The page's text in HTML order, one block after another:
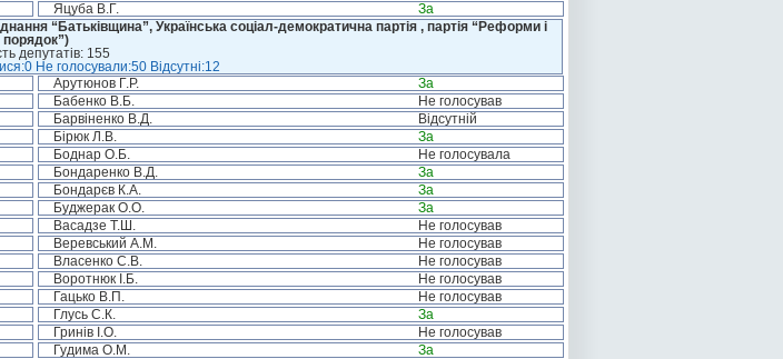
Яцуба В.Г.
За
“Батьківщина”, Українська соціал-демократична партія , партія “Реформи і
порядок”)
депутатів: 155
Не голосували:50 Відсутні:12
Арутюнов Г.Р.
За
Бабенко В.Б.
Не голосував
Барвіненко В.Д.
Відсутній
Бірюк Л.В.
За
Боднар О.Б.
Не голосувала
Бондаренко В.Д.
За
Бондарєв К.А.
За
Буджерак О.О.
За
Васадзе Т.Ш.
Не голосував
Веревський А.М.
Не голосував
Власенко С.В.
Не голосував
Воротнюк І.Б.
Не голосував
Гацько В.П.
Не голосував
Глусь С.К.
За
Гринів І.О.
Не голосував
Гудима О.М.
За